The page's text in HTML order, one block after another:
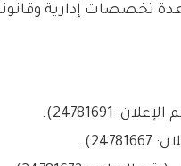
تخصصات إدارية